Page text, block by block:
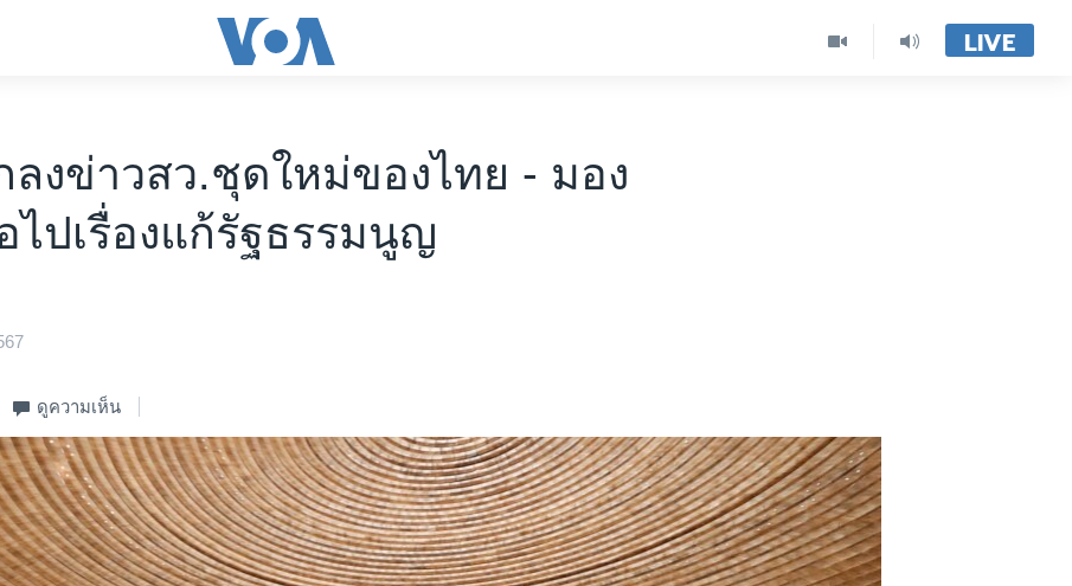
LIVE
ลงข่าวสว.ชุดใหม่ของไทย - มอง
ปเรื่องแก้รัฐธรรมนูญ
ดูความเห็น